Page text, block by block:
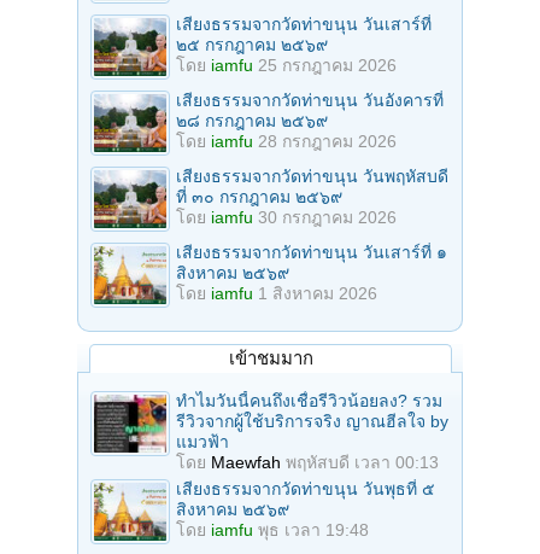
เสียงธรรมจากวัดท่าขนุน วันเสาร์ที่
๒๕ กรกฎาคม ๒๕๖๙
โดย iamfu 25 กรกฎาคม 2026
เสียงธรรมจากวัดท่าขนุน วันอังคารที่
๒๘ กรกฎาคม ๒๕๖๙
โดย iamfu 28 กรกฎาคม 2026
เสียงธรรมจากวัดท่าขนุน วันพฤหัสบดี
ที่ ๓๐ กรกฎาคม ๒๕๖๙
โดย iamfu 30 กรกฎาคม 2026
เสียงธรรมจากวัดท่าขนุน วันเสาร์ที่ ๑
สิงหาคม ๒๕๖๙
โดย iamfu 1 สิงหาคม 2026
เข้าชมมาก
ทำไมวันนี้คนถึงเชื่อรีวิวน้อยลง? รวม
รีวิวจากผู้ใช้บริการจริง ญาณฮีลใจ by
แมวฟ้า
โดย Maewfah พฤหัสบดี เวลา 00:13
เสียงธรรมจากวัดท่าขนุน วันพุธที่ ๕
สิงหาคม ๒๕๖๙
โดย iamfu พุธ เวลา 19:48